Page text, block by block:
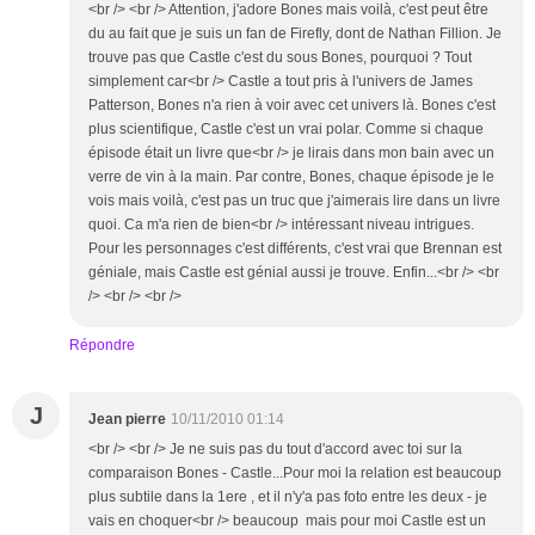
<br /> <br /> Attention, j'adore Bones mais voilà, c'est peut être
du au fait que je suis un fan de Firefly, dont de Nathan Fillion. Je
trouve pas que Castle c'est du sous Bones, pourquoi ? Tout
simplement car<br /> Castle a tout pris à l'univers de James
Patterson, Bones n'a rien à voir avec cet univers là. Bones c'est
plus scientifique, Castle c'est un vrai polar. Comme si chaque
épisode était un livre que<br /> je lirais dans mon bain avec un
verre de vin à la main. Par contre, Bones, chaque épisode je le
vois mais voilà, c'est pas un truc que j'aimerais lire dans un livre
quoi. Ca m'a rien de bien<br /> intéressant niveau intrigues.
Pour les personnages c'est différents, c'est vrai que Brennan est
géniale, mais Castle est génial aussi je trouve. Enfin...<br /> <br
/> <br /> <br />
Répondre
J Jean pierre 10/11/2010 01:14
<br /> <br /> Je ne suis pas du tout d'accord avec toi sur la
comparaison Bones - Castle...Pour moi la relation est beaucoup
plus subtile dans la 1ere , et il n'y'a pas foto entre les deux - je
vais en choquer<br /> beaucoup mais pour moi Castle est un